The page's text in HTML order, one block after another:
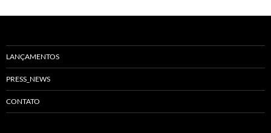
LANÇAMENTOS
PRESS_NEWS
CONTATO